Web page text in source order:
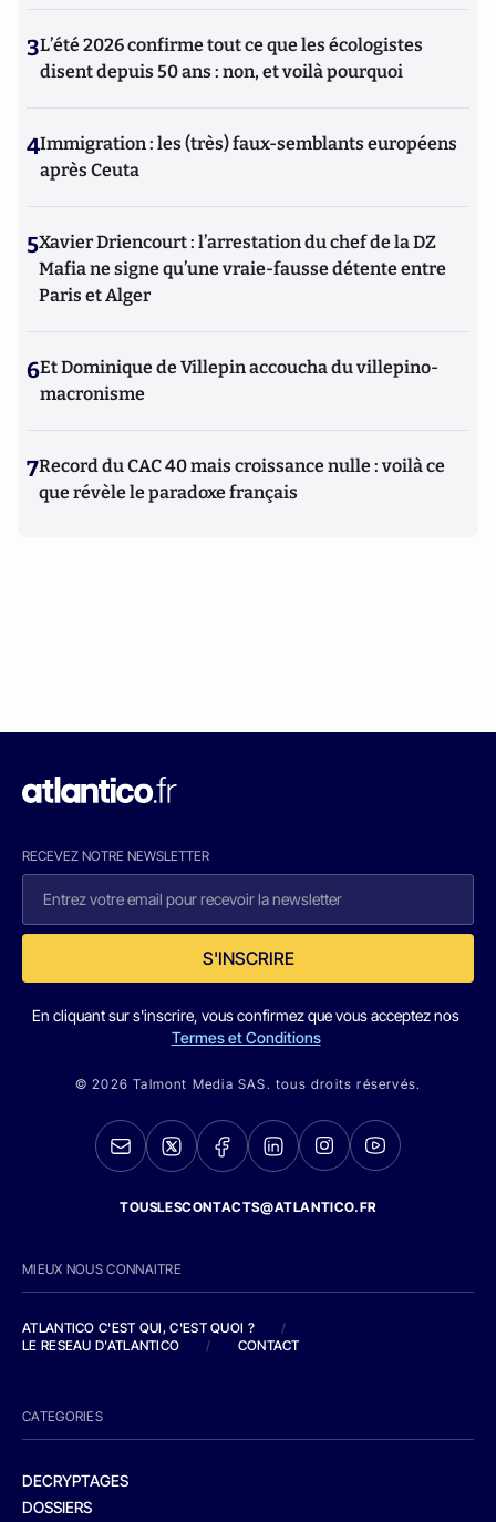
3L’été 2026 confirme tout ce que les écologistes
disent depuis 50 ans : non, et voilà pourquoi
4Immigration : les (très) faux-semblants européens
après Ceuta
5Xavier Driencourt : l’arrestation du chef de la DZ
Mafia ne signe qu’une vraie-fausse détente entre
Paris et Alger
6Et Dominique de Villepin accoucha du villepino-
macronisme
7Record du CAC 40 mais croissance nulle : voilà ce
que révèle le paradoxe français
RECEVEZ NOTRE NEWSLETTER
S'INSCRIRE
En cliquant sur s'inscrire, vous confirmez que vous acceptez nos
Termes et Conditions
© 2026 Talmont Media SAS. tous droits réservés.
TOUSLESCONTACTS@ATLANTICO.FR
MIEUX NOUS CONNAITRE
ATLANTICO C'EST QUI, C'EST QUOI ?
/
LE RESEAU D'ATLANTICO
/ CONTACT
CATEGORIES
DECRYPTAGES
DOSSIERS